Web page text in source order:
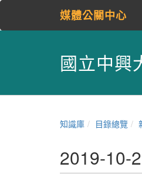
媒體公關中心
國立中興
知識庫 目錄總覽
2019-10-